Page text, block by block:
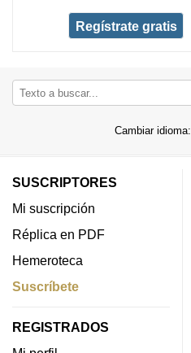
Regístrate gratis
Cambiar idioma:
SUSCRIPTORES
Mi suscripción
Réplica en PDF
Hemeroteca
Suscríbete
REGISTRADOS